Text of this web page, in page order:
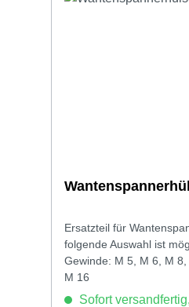
Ersatzteil für
folgende Auswahl ist
Gewinde: M 5, M 6, M
M 16
Sofort